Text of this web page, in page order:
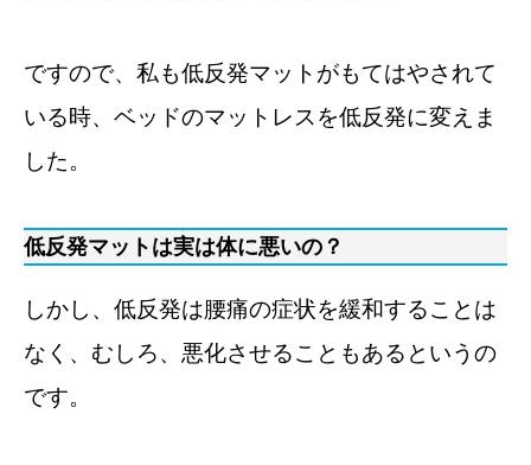
ですので、私も低反発マットがもてはやされて
いる時、ベッドのマットレスを低反発に変えま
した。
低反発マットは実は体に悪いの？
しかし、低反発は腰痛の症状を緩和することは
なく、むしろ、悪化させることもあるというの
です。